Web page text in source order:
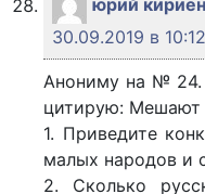
юрий
30.09.2019 в 10:12
Анониму на № 24.
цитирую: Мешают
1. Приведите
малых народов и
2. Сколько